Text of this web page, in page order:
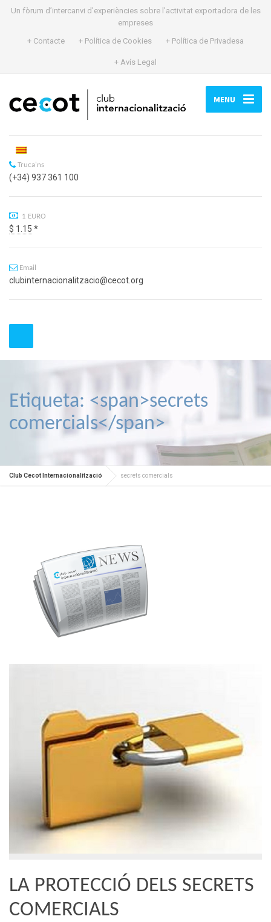
Un fòrum d’intercanvi d’experiències sobre l’activitat exportadora de les
empreses
+ Contacte
+ Política de Cookies + Política de Privadesa
+ Avís Legal
MENU
Truca'ns
(+34) 937 361 100
1 EURO
$ 1.15 *
Email
clubinternacionalitzacio@cecot.org
Etiqueta: <span>secrets
comercials</span>
Club Cecot Internacionalització secrets comercials
LA PROTECCIÓ DELS SECRETS
COMERCIALS